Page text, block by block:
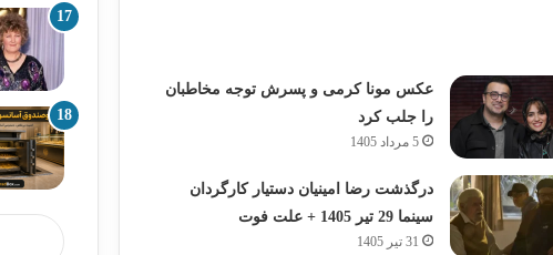
عکس مونا کرمی و پسرش توجه مخاطبان
را جلب کرد
5 مرداد 1405
درگذشت رضا امینیان دستیار کارگردان
سینما 29 تیر 1405 + علت فوت
31 تیر 1405